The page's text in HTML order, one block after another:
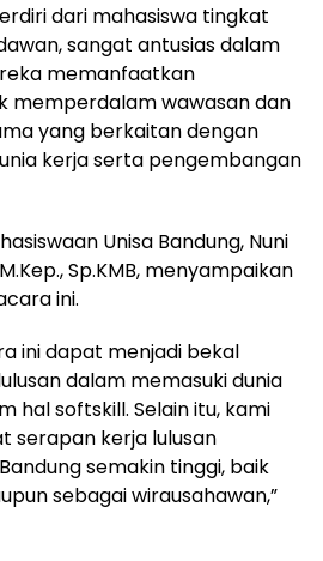
dari mahasiswa tingkat
sangat antusias dalam
memanfaatkan
memperdalam wawasan dan
yang berkaitan dengan
kerja serta pengembangan
Unisa Bandung, Nuni
Sp.KMB, menyampaikan
ini.
ini dapat menjadi bekal
dalam memasuki dunia
hal softskill. Selain itu, kami
serapan kerja lulusan
semakin tinggi, baik
sebagai wirausahawan,”